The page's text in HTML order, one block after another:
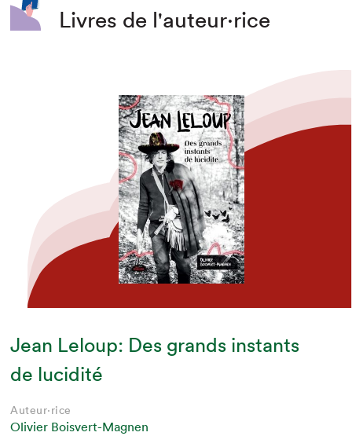
Livres de l'auteur·rice
Jean Leloup: Des grands instants
de lucidité
Auteur·rice
Olivier Boisvert-Magnen